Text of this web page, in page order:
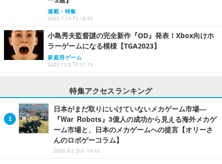
連載・特集
2023.7.14 Fri 18:30
小島秀夫監督謎の完全新作『OD』発表！Xbox向けホ
ラーゲームになる模様【TGA2023】
家庭用ゲーム
2023.12.8 Fri 11:15
特集アクセスランキング
日本がまだ取りにいけていないメカゲーム市場―
『War Robots』3億人の成功から見える海外メカゲ
ーム市場と、日本のメカゲームへの提言【オリーさ
んのロボゲーコラム】
2026.8.2 Sun 18:45